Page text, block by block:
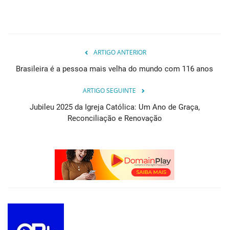
ARTIGO ANTERIOR
Brasileira é a pessoa mais velha do mundo com 116 anos
ARTIGO SEGUINTE
Jubileu 2025 da Igreja Católica: Um Ano de Graça,
Reconciliação e Renovação